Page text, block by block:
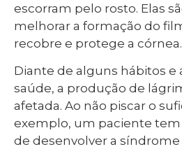
escorram pelo rosto. Elas
melhorar a formação do
recobre e protege a córnea.
Diante de alguns hábitos e
saúde, a produção de
afetada. Ao não piscar o
exemplo, um paciente
de desenvolver a síndrome